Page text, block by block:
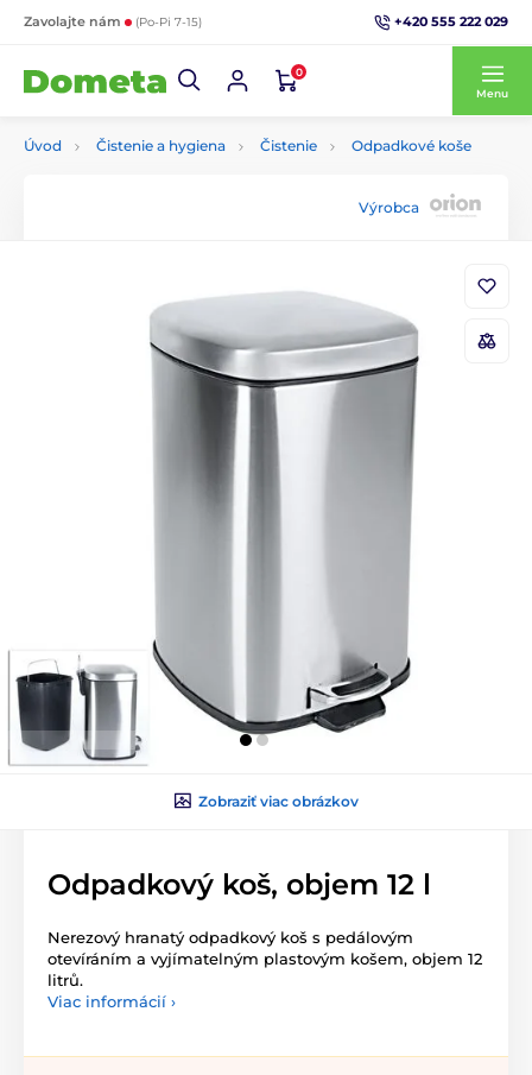
Zavolajte nám (Po-Pi 7-15) +420 555 222 029
0
Menu
Úvod Čistenie a hygiena Čistenie Odpadkové koše
Výrobca
Zobraziť viac obrázkov
Odpadkový koš, objem 12 l
Nerezový hranatý odpadkový koš s pedálovým
otevíráním a vyjímatelným plastovým košem, objem 12
litrů.
Viac informácií ›